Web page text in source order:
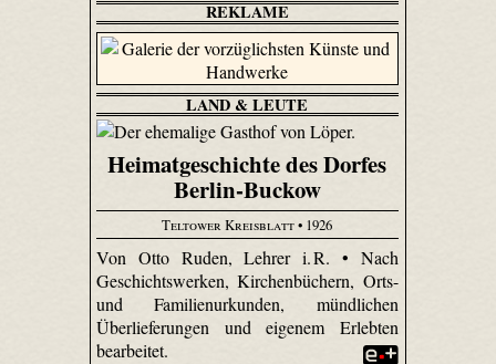
REKLAME
LAND & LEUTE
Heimatgeschichte des Dorfes
Berlin-Buckow
Teltower Kreisblatt• 1926
Von Otto Ruden, Lehrer i. R. • Nach
Geschichtswerken, Kirchenbüchern, Orts-
und Familienurkunden, mündlichen
Überlieferungen und eigenem Erlebten
bearbeitet.